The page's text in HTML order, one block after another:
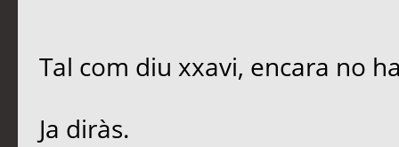
Tal com diu xxavi, encara no
Ja diràs.